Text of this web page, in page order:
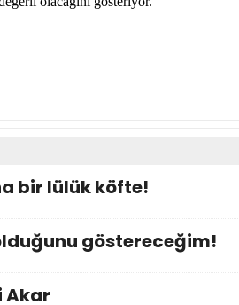
bir lülük köfte!
göstereceğim!
Akar